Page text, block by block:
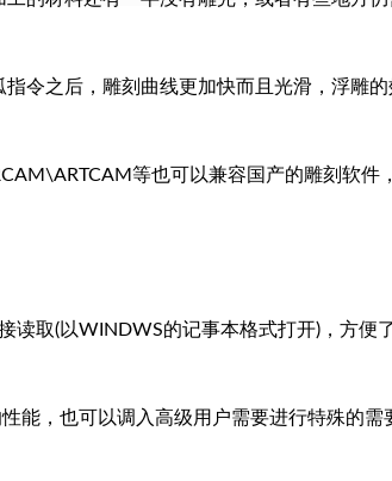
令之后，雕刻曲线更加快而且光滑，浮雕
等也可以兼容国产的雕刻软件
读取(以WINDWS的记事本格式打开)，方便
能，也可以调入高级用户需要进行特殊的需